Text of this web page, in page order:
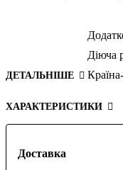
Доставка
ДЕТАЛЬНІШЕ
Діюча
ХАРАКТЕРИСТИКИ